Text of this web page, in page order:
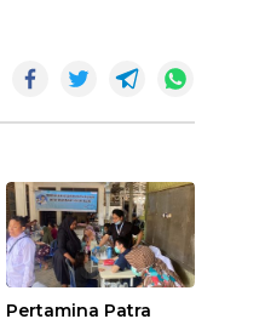
Pertamina Patra